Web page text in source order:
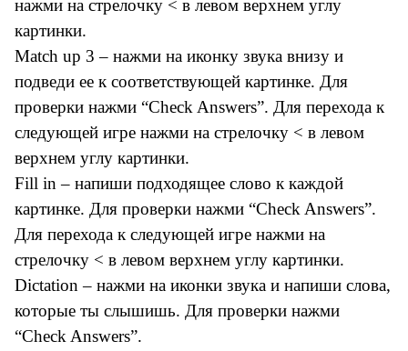
нажми на стрелочку < в левом верхнем углу
картинки.
Match up 3 – нажми на иконку звука внизу и
подведи ее к соответствующей картинке. Для
проверки нажми “Check Answers”. Для перехода к
следующей игре нажми на стрелочку < в левом
верхнем углу картинки.
Fill in – напиши подходящее слово к каждой
картинке. Для проверки нажми “Check Answers”.
Для перехода к следующей игре нажми на
стрелочку < в левом верхнем углу картинки.
Dictation – нажми на иконки звука и напиши слова,
которые ты слышишь. Для проверки нажми
“Check Answers”.